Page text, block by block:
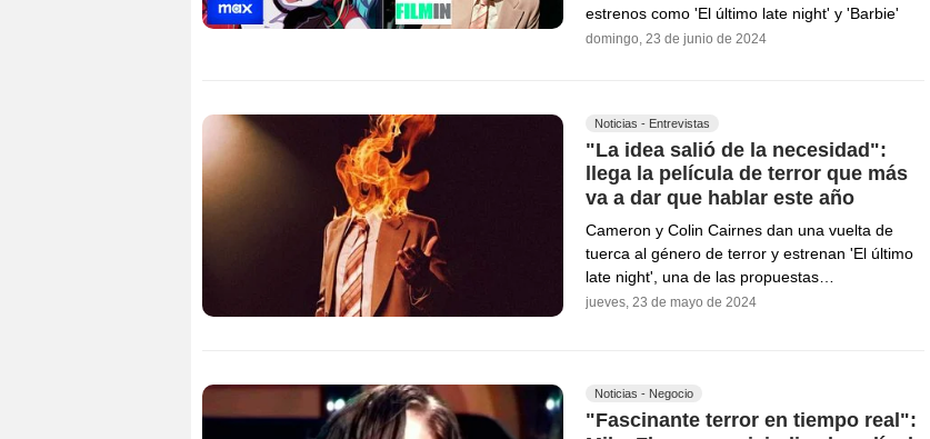
estrenos como 'El último late night' y 'Barbie'
domingo, 23 de junio de 2024
Noticias - Entrevistas
"La idea salió de la necesidad":
llega la película de terror que más
va a dar que hablar este año
Cameron y Colin Cairnes dan una vuelta de
tuerca al género de terror y estrenan 'El último
late night', una de las propuestas…
jueves, 23 de mayo de 2024
Noticias - Negocio
"Fascinante terror en tiempo real":